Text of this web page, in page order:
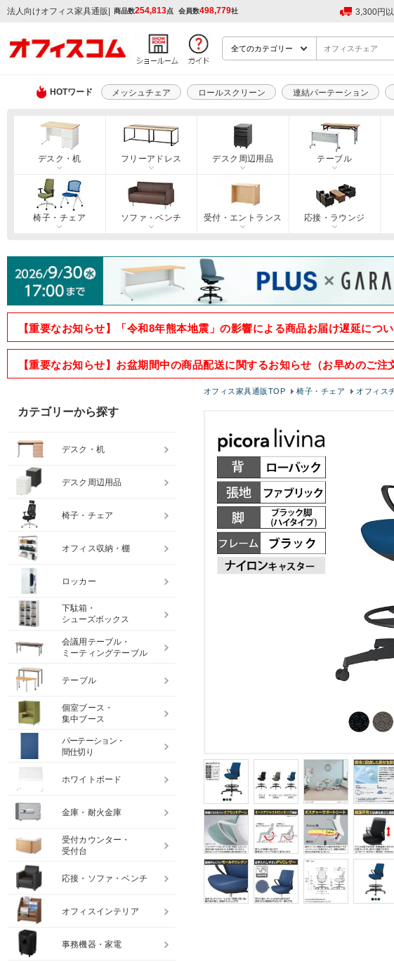
法人向けオフィス家具通販 | 商品数254,813点 会員数498,779社 3,300円
HOTワード メッシュチェア ロールスクリーン 連結パーテーション
デスク・机 フリーアドレス デスク周辺用品 テーブル
椅子・チェア ソファ・ベンチ 受付・エントランス 応接・ラウンジ
【重要なお知らせ】「令和8年熊本地震」の影響による商品お届け遅延につ
【重要なお知らせ】お盆期間中の商品配送に関するお知らせ（お早めのご注
オフィス家具通販TOP 椅子・チェア オフィス
カテゴリーから探す
デスク・机
デスク周辺用品
椅子・チェア
オフィス収納・棚
ロッカー
下駄箱・
シューズボックス
会議用テーブル・
ミーティングテーブル
テーブル
個室ブース・
集中ブース
パーテーション・
間仕切り
ホワイトボード
金庫・耐火金庫
受付カウンター・
受付台
応接・ソファ・ベンチ
オフィスインテリア
事務機器・家電